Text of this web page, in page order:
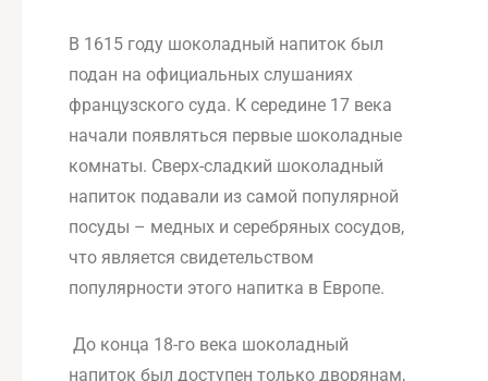
В 1615 году шоколадный напиток был
подан на официальных слушаниях
французского суда. К середине 17 века
начали появляться первые шоколадные
комнаты. Сверх-сладкий шоколадный
напиток подавали из самой популярной
посуды – медных и серебряных сосудов,
что является свидетельством
популярности этого напитка в Европе.
До конца 18-го века шоколадный
напиток был доступен только дворянам,